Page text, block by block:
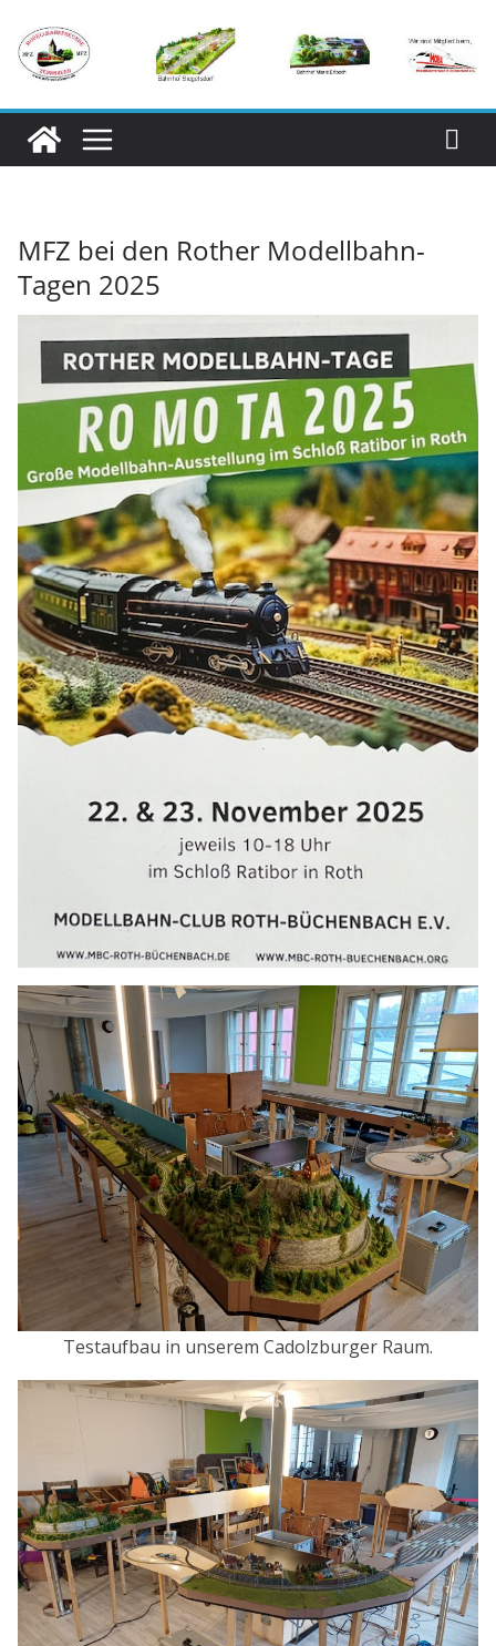
Inhalt
springen
MFZ bei den Rother Modellbahn-
Tagen 2025
Testaufbau in unserem Cadolzburger Raum.